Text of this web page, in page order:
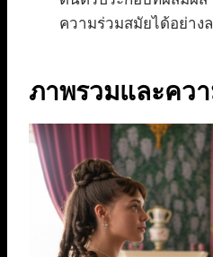
ความร่วมสมัยได้อย่าง
ภาพรวมและคว